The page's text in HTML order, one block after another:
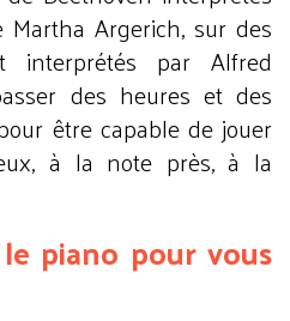
Argerich, sur des
interprétés par Alfred
des heures et des
être capable de jouer
à la note près, à la
piano pour vous